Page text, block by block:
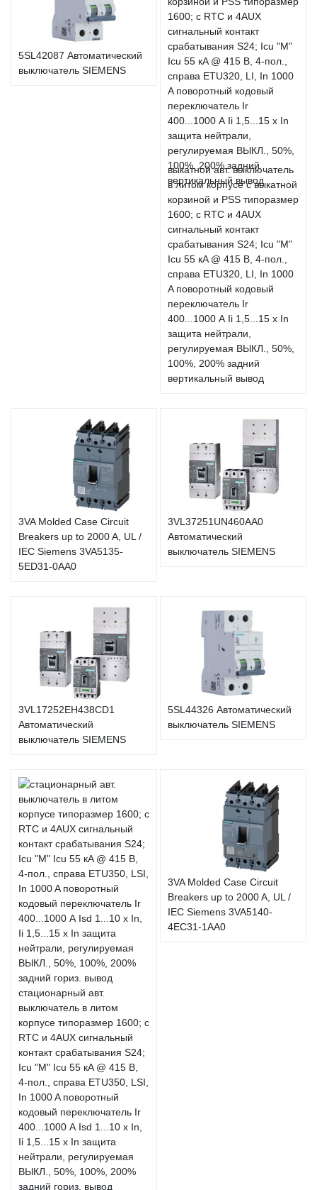
5SL42087 Автоматический
выключатель SIEMENS
выкатной авт. выключатель
в литом корпусе с выкатной
корзиной и PSS типоразмер
1600; с RTC и 4AUX
сигнальный контакт
срабатывания S24; Icu "M"
Icu 55 кA @ 415 В, 4-пол.,
справа ETU320, LI, In 1000
A поворотный кодовый
переключатель Ir
400...1000 А Ii 1,5...15 x In
защита нейтрали,
регулируемая ВЫКЛ., 50%,
100%, 200% задний
вертикальный вывод
3VA Molded Case Circuit
Breakers up to 2000 A, UL /
IEC Siemens 3VA5135-
5ED31-0AA0
3VL37251UN460AA0
Автоматический
выключатель SIEMENS
3VL17252EH438CD1
Автоматический
выключатель SIEMENS
5SL44326 Автоматический
выключатель SIEMENS
стационарный авт.
выключатель в литом
корпусе типоразмер 1600; с
RTC и 4AUX сигнальный
контакт срабатывания S24;
Icu "M" Icu 55 кA @ 415 В,
4-пол., справа ETU350, LSI,
In 1000 A поворотный
кодовый переключатель Ir
400...1000 А Isd 1...10 x In,
Ii 1,5...15 x In защита
нейтрали, регулируемая
ВЫКЛ., 50%, 100%, 200%
задний гориз. вывод
3VA Molded Case Circuit
Breakers up to 2000 A, UL /
IEC Siemens 3VA5140-
4EC31-1AA0